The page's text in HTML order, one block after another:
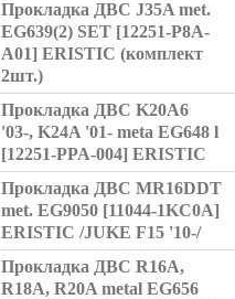
Прокладка ДВС J35A met.
EG639(2) SET [12251-P8A-
A01] ERISTIC (комплект
2шт.)
Прокладка ДВС K20A6
'03-, K24A '01- meta EG648 l
[12251-PPA-004] ERISTIC
Прокладка ДВС MR16DDT
met. EG9050 [11044-1KC0A]
ERISTIC /JUKE F15 '10-/
Прокладка ДВС R16A,
R18A, R20A metal EG656